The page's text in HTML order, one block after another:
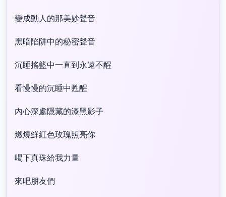
變成動人的那美妙聲音
黑暗陷阱中的秘密聲音
沉睡搖籃中一直到永遠不醒
看慢慢的沉睡中甦醒
內心深處隱藏的漆黑影子
燃燒鮮紅色玫瑰照亮你
喝下真珠給我力量
來吧朋友們